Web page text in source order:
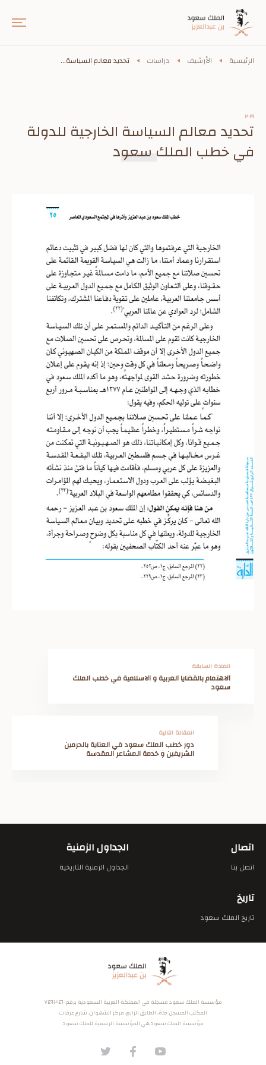
الرئيسية الأرشيف دراسات تحديد معالم السياسة...
٢٠١٩
تحديد معالم السياسة الخارجية للدولة
في خطب الملك سعود
المادة السابقة
الاهتمام بالقضايا العربية و الاسلامية في خطب الملك
سعود
المقالة التالية
دور خطب الملك سعود في العناية بالحرمين
الشريفين و خدمة المشاعر المقدسة
اتصال
اتصل بنا
الجداول الزمنية
الجداول الزمنية التاريخية
تاريخ
تاريخ الملك سعود
مؤسسة الملك سعود مسجلة في المملكة العربية السعودية برقم ٧٤٩٣٤٦٠
المكتب المسجل: جدة، الطابق الرابع، مركز الشهوان، شارع عرفات
مؤسسة الملك سعود هي المؤسسة الرسمية للملك سعود.